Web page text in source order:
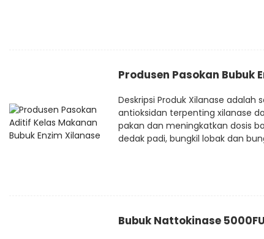
Produsen Pasokan Bubuk
Deskripsi Produk Xilanase
antioksidan terpenting xilanase
pakan dan meningkatkan dosis
dedak padi, bungkil lobak dan
Bubuk Nattokinase